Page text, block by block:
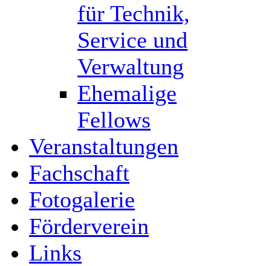
für Technik,
Service und
Verwaltung
Ehemalige
Fellows
Veranstaltungen
Fachschaft
Fotogalerie
Förderverein
Links